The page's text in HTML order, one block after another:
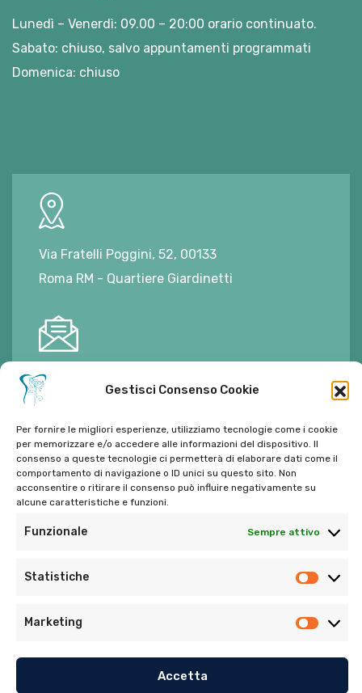
Gestisci Consenso Cookie
Per fornire le migliori esperienze, utilizziamo tecnologie come i cookie
per memorizzare e/o accedere alle informazioni del dispositivo. Il
consenso a queste tecnologie ci permetterà di elaborare dati come il
comportamento di navigazione o ID unici su questo sito. Non
acconsentire o ritirare il consenso può influire negativamente su
alcune caratteristiche e funzioni.
Funzionale Sempre attivo
Statistiche
Marketing
Accetta
Lunedì – Venerdì: 09.00 – 20:00 orario continuato.
Sabato: chiuso, salvo appuntamenti programmati
Domenica: chiuso
Via Fratelli Poggini, 52, 00133
Roma RM - Quartiere Giardinetti
E-mail:
Tel:06 272342
Tel:393 9810086
Dentistico Santaniello Alimonti